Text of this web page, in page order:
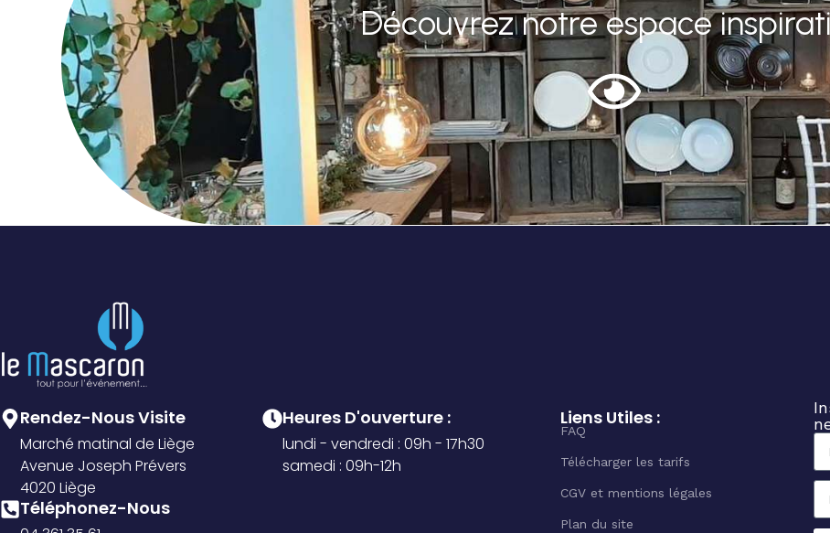
Découvrez notre espace
Rendez-Nous Visite
Marché matinal de Liège
Avenue Joseph Prévers
4020 Liège
Téléphonez-Nous
Heures D'ouverture :
lundi - vendredi : 09h - 17h30
samedi : 09h-12h
Liens Utiles :
FAQ
Télécharger les tarifs
CGV et mentions légales
Plan du site